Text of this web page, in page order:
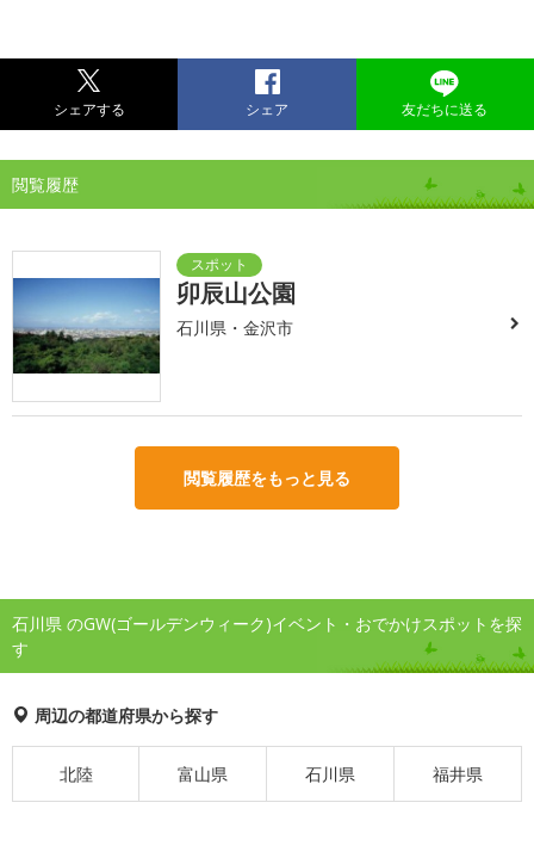
シェアする シェア 友だちに送る
閲覧履歴
卯辰山公園
石川県・金沢市
閲覧履歴をもっと見る
石川県 のGW(ゴールデンウィーク)イベント・おでかけスポットを探
す
周辺の都道府県から探す
北陸 富山県 石川県 福井県